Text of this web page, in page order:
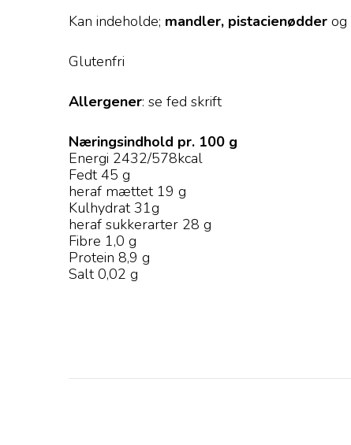
Kan indeholde; mandler, pistacienødder og
Glutenfri
Allergener: se fed skrift
Næringsindhold pr. 100 g
Energi 2432/578kcal
Fedt 45 g
heraf mættet 19 g
Kulhydrat 31g
heraf sukkerarter 28 g
Fibre 1,0 g
Protein 8,9 g
Salt 0,02 g